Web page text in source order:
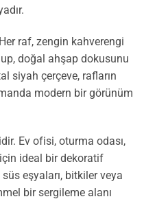
raf, zengin kahverengi
doğal ahşap dokusunu
siyah çerçeve, rafların
modern bir görünüm
Ev ofisi, oturma odası,
ideal bir dekoratif
eşyaları, bitkiler veya
bir sergileme alanı